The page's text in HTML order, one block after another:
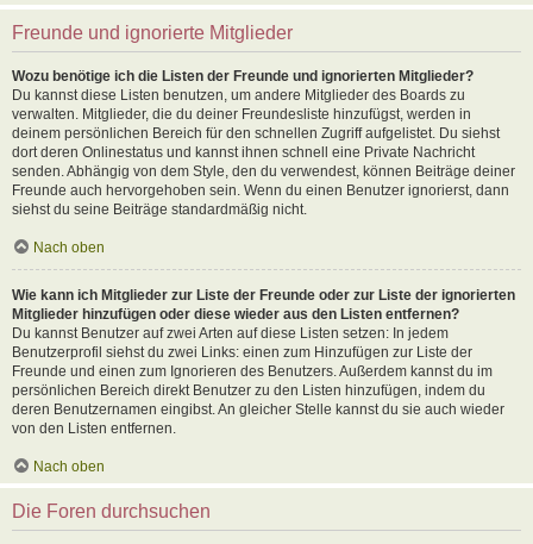
Freunde und ignorierte Mitglieder
Wozu benötige ich die Listen der Freunde und ignorierten Mitglieder?
Du kannst diese Listen benutzen, um andere Mitglieder des Boards zu
verwalten. Mitglieder, die du deiner Freundesliste hinzufügst, werden in
deinem persönlichen Bereich für den schnellen Zugriff aufgelistet. Du siehst
dort deren Onlinestatus und kannst ihnen schnell eine Private Nachricht
senden. Abhängig von dem Style, den du verwendest, können Beiträge deiner
Freunde auch hervorgehoben sein. Wenn du einen Benutzer ignorierst, dann
siehst du seine Beiträge standardmäßig nicht.
Nach oben
Wie kann ich Mitglieder zur Liste der Freunde oder zur Liste der ignorierten
Mitglieder hinzufügen oder diese wieder aus den Listen entfernen?
Du kannst Benutzer auf zwei Arten auf diese Listen setzen: In jedem
Benutzerprofil siehst du zwei Links: einen zum Hinzufügen zur Liste der
Freunde und einen zum Ignorieren des Benutzers. Außerdem kannst du im
persönlichen Bereich direkt Benutzer zu den Listen hinzufügen, indem du
deren Benutzernamen eingibst. An gleicher Stelle kannst du sie auch wieder
von den Listen entfernen.
Nach oben
Die Foren durchsuchen